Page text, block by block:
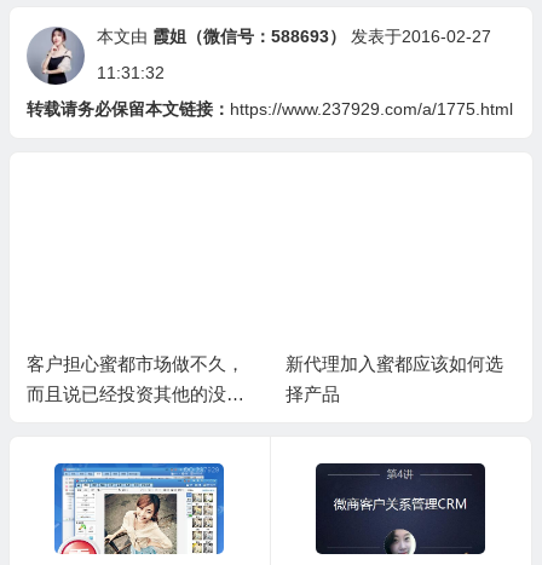
本文由 霞姐（微信号：588693）
发表于2016-02-27
11:31:32
转载请务必保留本文链接： https://www.237929.com/a/1775.html
客户担心蜜都市场做不久，
而且说已经投资其他的没有
新代理加入蜜都应该如何选
择产品